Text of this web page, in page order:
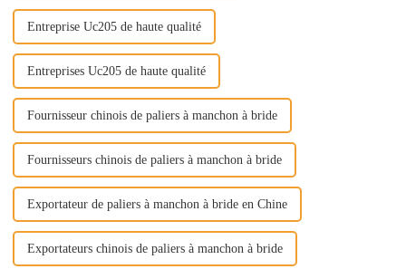
Entreprise Uc205 de haute qualité
Entreprises Uc205 de haute qualité
Fournisseur chinois de paliers à manchon à bride
Fournisseurs chinois de paliers à manchon à bride
Exportateur de paliers à manchon à bride en Chine
Exportateurs chinois de paliers à manchon à bride